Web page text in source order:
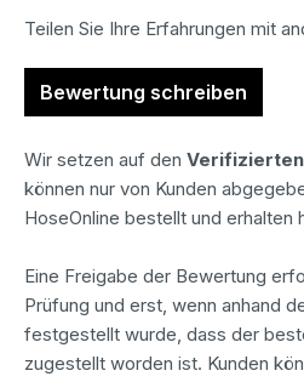
Teilen Sie Ihre Erfahrungen mit
Bewertung schreiben
Wir setzen auf den
können nur von Kunden
HoseOnline bestellt und erhalten
Eine Freigabe der Bewertung
Prüfung und erst, wenn anhand
festgestellt wurde, dass der
zugestellt worden ist. Kunden